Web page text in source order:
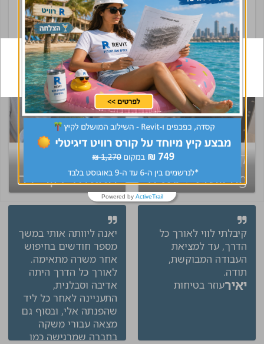
קיבלת קסדה של
CivilEng ? עשית
שינוי בקריירה
קיבלת קסדה?
המסלול לקריירה
שלך מתחיל עכשיו!
קיבלתי לווי לאורך כל
הדרך, עד למציאת
העבודה המבוקשת,
תודה.
יאירעוזר בטיחות
יאנה ליוותה אותי במשך
מספר חודשים בחיפוש
אחר משרה מתאימה.
לאורך כל הדרך היתה
אדיבה וסבלנית,
התעניינה לאחר כל ליד
שהפנתה אלי, ובסוף גם
מצאה עבורי משקה
בחברה שמרגישה כמו
Powered by ActiveTrail